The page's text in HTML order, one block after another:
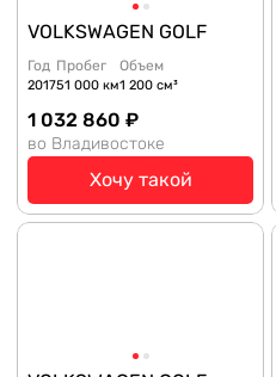
VOLKSWAGEN GOLF
Год
2017
Пробег
51 000 км
Объем
1 200 см³
1 032 860 ₽
во Владивостоке
Хочу такой